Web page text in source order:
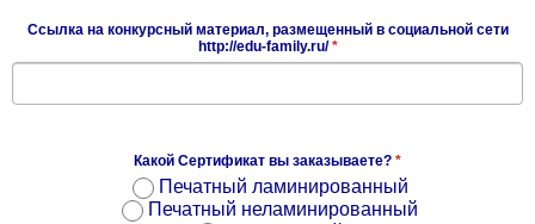
Ссылка на конкурсный материал, размещенный в социальной сети
http://edu-family.ru/*
Какой Сертификат вы заказываете? *
Печатный ламинированный
Печатный неламинированный